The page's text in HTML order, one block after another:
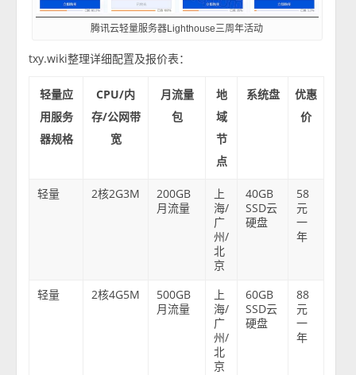
腾讯云轻量服务器Lighthouse三周年活动
txy.wiki整理详细配置及报价表：
轻量应
用服务
器规格
CPU/内
存/公网带
宽
月流量
包
地
域
节
点
系统盘
优惠
价
轻量 2核2G3M
200GB
月流量
上
海/
广
州/
北
京
40GB
SSD云
硬盘
58
元
一
年
轻量 2核4G5M
500GB
月流量
上
海/
广
州/
北
京
60GB
SSD云
硬盘
88
元
一
年